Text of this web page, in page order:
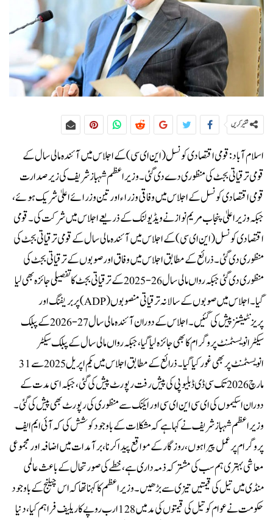
شئیر کریں
اسلام آباد: قومی اقتصادی کونسل (این ای سی) کے اجلاس میں آئندہ مالی سال کے
قومی ترقیاتی بجٹ کی منظوری دے دی گئی۔وزیراعظم شہباز شریف کی زیر صدارت
قومی اقتصادی کونسل کے اجلاس میں وفاقی وزراء اور تین وزرائے اعلیٰ شریک ہوئے،
جبکہ وزیراعلیٰ پنجاب مریم نواز نے ویڈیو لنک کے ذریعے اجلاس میں شرکت کی۔قومی
اقتصادی کونسل (این ای سی ) کے اجلاس میں آئندہ مالی سال کے قومی ترقیاتی بجٹ کی
منظوری دی گئی۔ذرائع کے مطابق اجلاس میں وفاق اور صوبوں کے ترقیاتی بجٹ کی
منظوری دی گئی جبکہ رواں مالی سال 26-2025 کے ترقیاتی بجٹ کا تفصیلی جائزہ بھی لیا
گیا۔ اجلاس میں صوبوں کے سالانہ ترقیاتی منصوبوں (ADP) پر بریفنگ اور
پریزنٹیشنز پیش کی گئیں۔اجلاس کے دوران آئندہ مالی سال 27-2026 کے پبلک
سیکٹر انویسٹمنٹ پروگرام کا بھی جائزہ لیا گیا، جبکہ رواں مالی سال کے پبلک سیکٹر
انویسٹمنٹ پر بھی غور کیا گیا۔ذرائع کے مطابق اجلاس میں یکم اپریل 2025 سے 31
مارچ 2026 تک سی ڈی ڈبلیو پی کی پیش رفت رپورٹ پیش کی گئی، جبکہ اسی مدت کے
دوران اسکیموں کی ای سی این ای سی اور ایکنک سے منظوری کی رپورٹ بھی پیش کی گئی۔
وزیراعظم شہباز شریف نے کہا ہے کہ مشکلات کے باوجود کوشش کی کہ آئی ایم ایف
پروگرام پر عمل پیرا ہوں، روزگار کے مواقع پیدا کرنا، برآمدات میں اضافہ اور مجموعی
معاشی بہتری ہم سب کی مشترکہ ذمہ داری ہے، خطے کی صورتحال کے باعث عالمی
منڈی میں تیل کی قیمتیں تیزی سے بڑھیں۔وزیراعظم کا کہنا تھا کہ اس چیلنج کے باوجود
حکومت نے عوام کو تیل کی قیمتوں کی مد میں 128 ارب روپے کا ریلیف فراہم کیا، دنیا